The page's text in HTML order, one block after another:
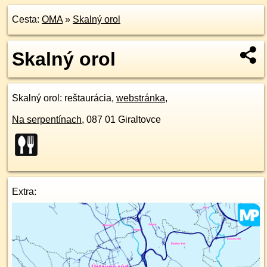
Cesta: OMA» Skalný orol
Skalný orol
Skalný orol : reštaurácia, webstránka,
Na serpentínach, 087 01 Giraltovce
Extra: